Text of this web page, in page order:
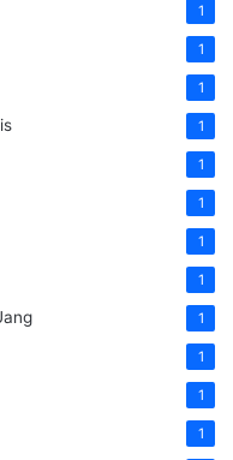
1
1
1
1
1
1
1
1
1
1
1
1